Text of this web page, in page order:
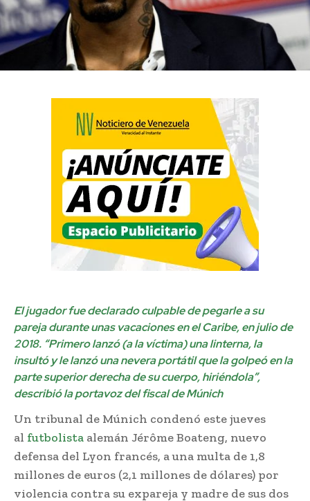
El jugador fue declarado culpable de pegarle a su
pareja durante unas vacaciones en el Caribe, en julio de
2018. “Primero lanzó (a la víctima) una linterna, la
insultó y le lanzó una nevera portátil que la golpeó en la
parte superior derecha de su cuerpo, hiriéndola”,
describió la portavoz del fiscal de Múnich
Un tribunal de Múnich condenó este jueves
al futbolista alemán Jérôme Boateng, nuevo
defensa del Lyon francés, a una multa de 1,8
millones de euros (2,1 millones de dólares) por
violencia contra su expareja y madre de sus dos